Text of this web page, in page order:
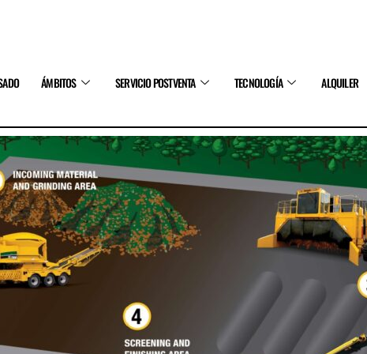
ÁMBITOS SERVICIO POSTVENTA TECNOLOGÍA ALQUILER